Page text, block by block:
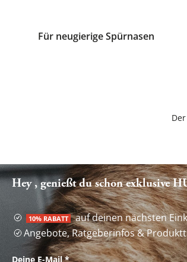
Für neugierige Spürnasen
Hey , genießt du schon exklusive
10% RABATT auf deinen nächsten
Angebote, Ratgeberinfos &
Deine E-Mail*